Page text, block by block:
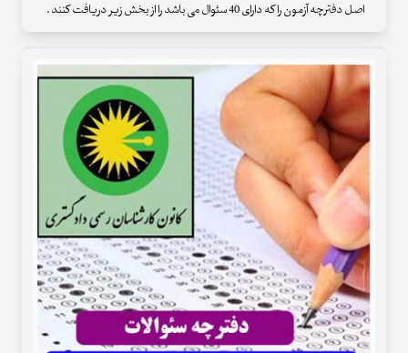
اصل دفترچه آزمون را که دارای 40 سئوال می باشد را از بخش زیر دریافت کنند .